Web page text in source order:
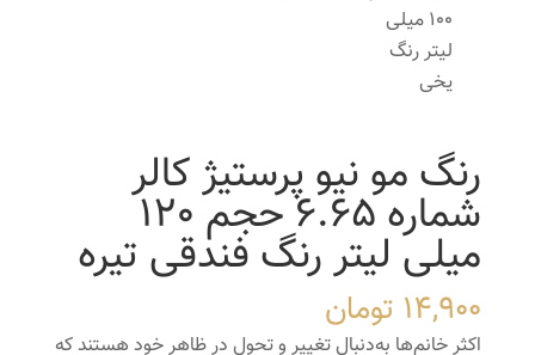
رنگ مو نیو پرستیژ کالر
شماره 6.65 حجم 120
میلی لیتر رنگ فندقی تیره
14,900 تومان
اکثر خانم‌ها به‌دنبال تغییر و تحول در ظاهر خود هستند که